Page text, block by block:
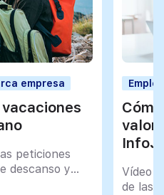
empresa
peticiones
descanso y
Vídeo
de las